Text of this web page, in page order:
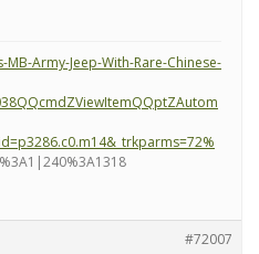
Army-Jeep-With-Rare-Chinese-
#72007